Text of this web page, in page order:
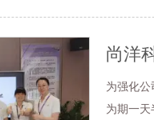
尚洋
为强化公
为期一